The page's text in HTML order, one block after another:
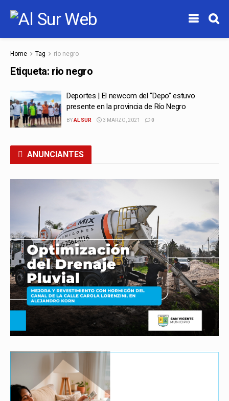
Home Tag rio negro
Etiqueta: rio negro
Deportes | El newcom del “Depo” estuvo
presente en la provincia de Río Negro
BYAL SUR 3 MARZO, 2021 0
ANUNCIANTES